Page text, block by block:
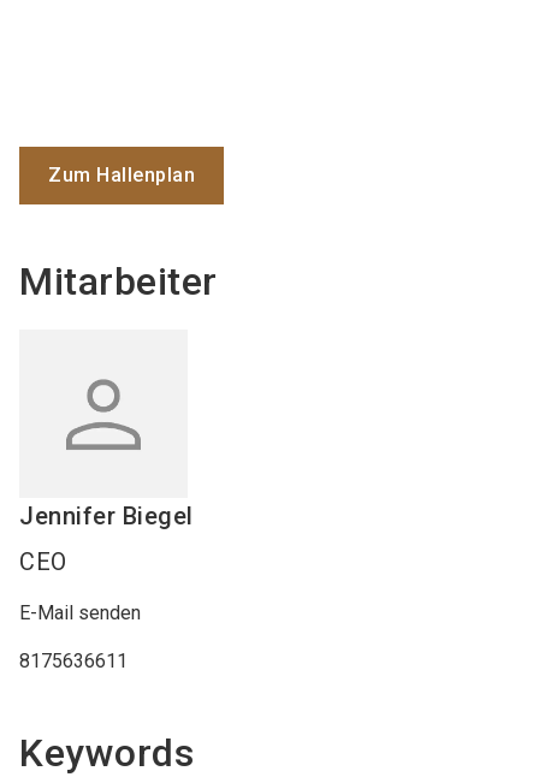
Zum Hallenplan
Mitarbeiter
Jennifer Biegel
CEO
E-Mail senden
8175636611
Keywords